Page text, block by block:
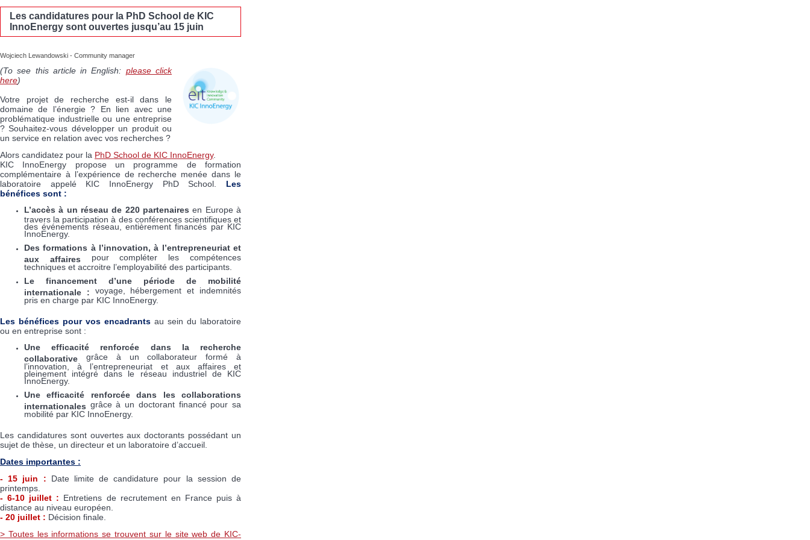
Les candidatures pour la PhD School de KIC
InnoEnergy sont ouvertes jusqu’au 15 juin
Wojciech Lewandowski - Community manager
(To see this article in English: please click
here)
Votre projet de recherche est-il dans le
domaine de l’énergie ? En lien avec une
problématique industrielle ou une entreprise
? Souhaitez-vous développer un produit ou
un service en relation avec vos recherches ?
Alors candidatez pour la PhD School de KIC InnoEnergy.
KIC InnoEnergy propose un programme de formation
complémentaire à l’expérience de recherche menée dans le
laboratoire appelé KIC InnoEnergy PhD School. Les
bénéfices sont :
L’accès à un réseau de 220 partenaires en Europe à
travers la participation à des conférences scientifiques et
des événements réseau, entièrement financés par KIC
InnoEnergy.
Des formations à l’innovation, à l’entrepreneuriat et
aux affaires pour compléter les compétences
techniques et accroitre l’employabilité des participants.
Le financement d’une période de mobilité
internationale : voyage, hébergement et indemnités
pris en charge par KIC InnoEnergy.
Les bénéfices pour vos encadrants au sein du laboratoire
ou en entreprise sont :
Une efficacité renforcée dans la recherche
collaborative grâce à un collaborateur formé à
l’innovation, à l’entrepreneuriat et aux affaires et
pleinement intégré dans le réseau industriel de KIC
InnoEnergy.
Une efficacité renforcée dans les collaborations
internationales grâce à un doctorant financé pour sa
mobilité par KIC InnoEnergy.
Les candidatures sont ouvertes aux doctorants possédant un
sujet de thèse, un directeur et un laboratoire d’accueil.
Dates importantes :
- 15 juin : Date limite de candidature pour la session de
printemps.
- 6-10 juillet : Entretiens de recrutement en France puis à
distance au niveau européen.
- 20 juillet : Décision finale.
> Toutes les informations se trouvent sur le site web de KIC-